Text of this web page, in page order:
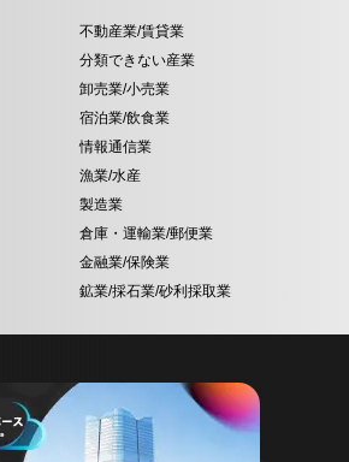
不動産業/賃貸業
分類できない産業
卸売業/小売業
宿泊業/飲食業
情報通信業
漁業/水産
製造業
倉庫・運輸業/郵便業
金融業/保険業
鉱業/採石業/砂利採取業